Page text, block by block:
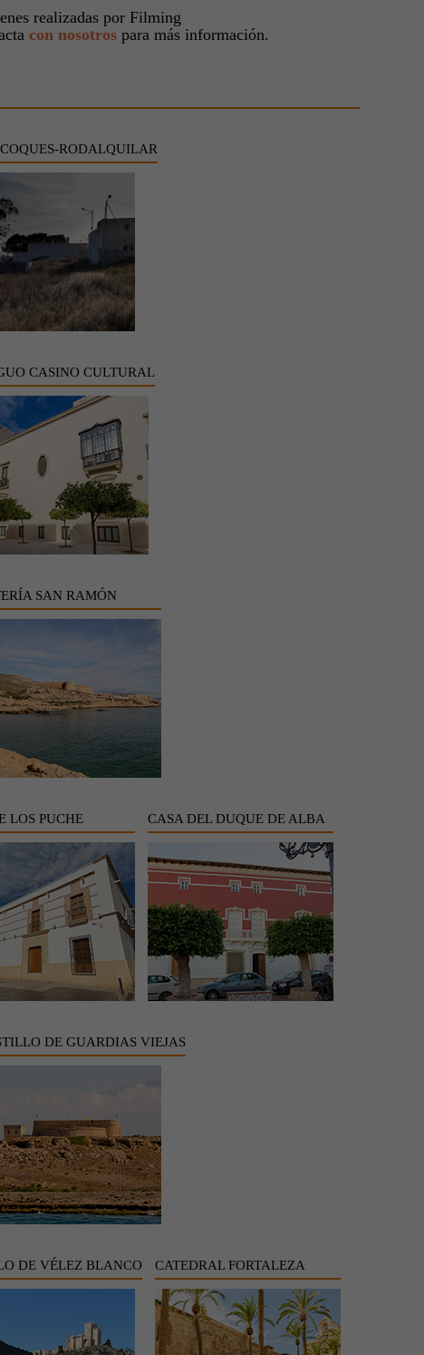
realizadas por Filming
con nosotrospara más información.
RODALQUILAR
CASINO CULTURAL
SAN RAMÓN
LOS PUCHE CASA DEL DUQUE DE ALBA
DE GUARDIAS VIEJAS
DE VÉLEZ BLANCO CATEDRAL FORTALEZA